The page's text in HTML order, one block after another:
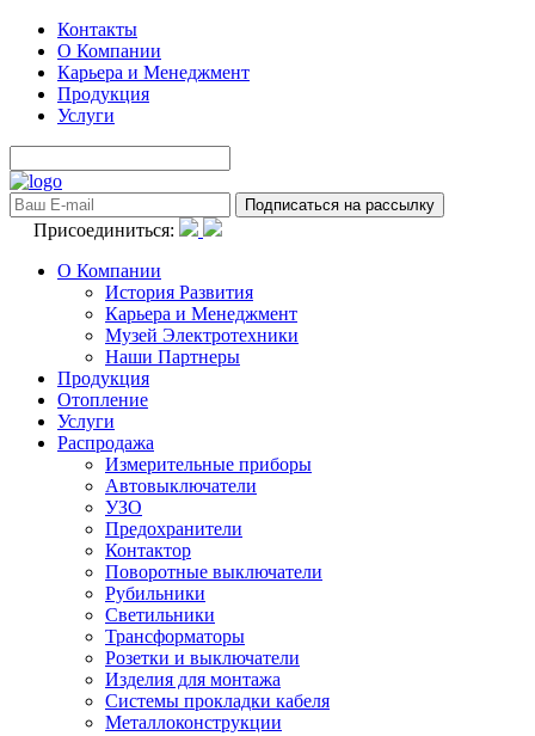
Контакты
О Компании
Карьера и Менеджмент
Продукция
Услуги
Присоединиться:
О Компании
История Развития
Карьера и Менеджмент
Музей Электротехники
Наши Партнеры
Продукция
Отопление
Услуги
Распродажа
Измерительные приборы
Автовыключатели
УЗО
Предохранители
Контактор
Поворотные выключатели
Рубильники
Светильники
Трансформаторы
Розетки и выключатели
Изделия для монтажа
Системы прокладки кабеля
Металлоконcтрукции